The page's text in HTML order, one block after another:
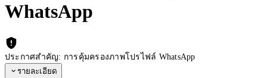
WhatsApp
ประกาศสำคัญ: การคุ้มครองภาพโปรไฟล์ WhatsApp
รายละเอียด